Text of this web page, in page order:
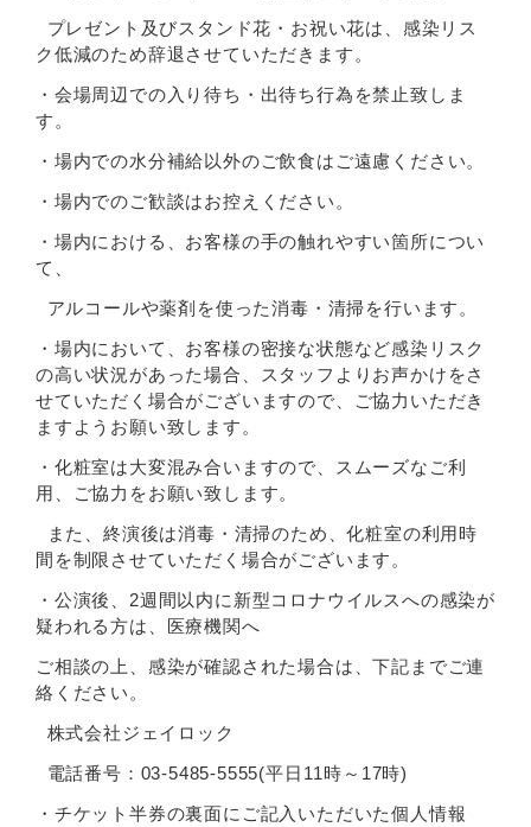
プレゼント及びスタンド花・お祝い花は、感染リス
ク低減のため辞退させていただきます。
・会場周辺での入り待ち・出待ち行為を禁止致しま
す。
・場内での水分補給以外のご飲食はご遠慮ください。
・場内でのご歓談はお控えください。
・場内における、お客様の手の触れやすい箇所につい
て、
アルコールや薬剤を使った消毒・清掃を行います。
・場内において、お客様の密接な状態など感染リスク
の高い状況があった場合、スタッフよりお声かけをさ
せていただく場合がございますので、ご協力いただき
ますようお願い致します。
・化粧室は大変混み合いますので、スムーズなご利
用、ご協力をお願い致します。
また、終演後は消毒・清掃のため、化粧室の利用時
間を制限させていただく場合がございます。
・公演後、2週間以内に新型コロナウイルスへの感染が
疑われる方は、医療機関へ
ご相談の上、感染が確認された場合は、下記までご連
絡ください。
株式会社ジェイロック
電話番号：03-5485-5555(平日11時～17時)
・チケット半券の裏面にご記入いただいた個人情報